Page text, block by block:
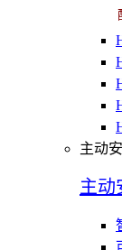
主动
主动